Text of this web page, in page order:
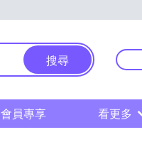
搜尋
會員專享 看更多